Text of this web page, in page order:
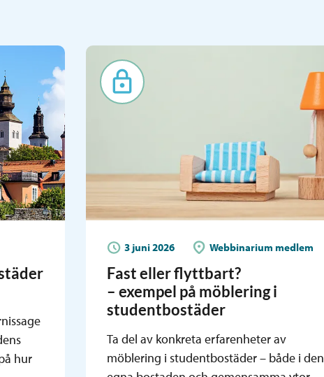
hur
3 juni 2026 Webbinarium medlem
Fast eller flyttbart?
– exempel på möblering i
studentbostäder
Ta del av konkreta erfarenheter av
möblering i studentbostäder – både i den